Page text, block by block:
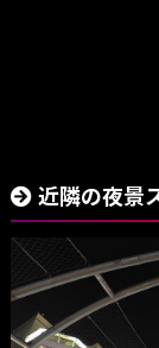
近隣の夜景